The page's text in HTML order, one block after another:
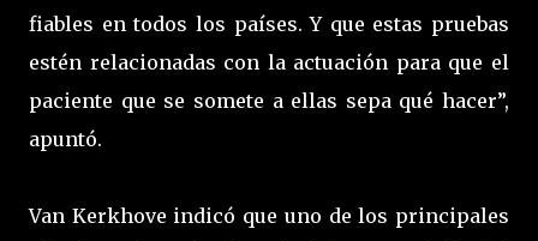
fiables en todos los países. Y que estas pruebas
estén relacionadas con la actuación para que el
paciente que se somete a ellas sepa qué hacer”,
apuntó.
Van Kerkhove indicó que uno de los principales